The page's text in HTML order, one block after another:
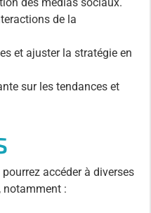
de la
et ajuster la stratégie en
sur les tendances et
accéder à diverses
notamment :